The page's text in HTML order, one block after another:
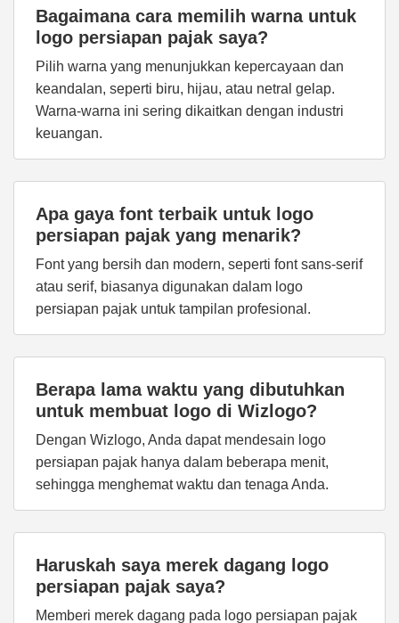
Bagaimana cara memilih warna untuk
logo persiapan pajak saya?
Pilih warna yang menunjukkan kepercayaan dan
keandalan, seperti biru, hijau, atau netral gelap.
Warna-warna ini sering dikaitkan dengan industri
keuangan.
Apa gaya font terbaik untuk logo
persiapan pajak yang menarik?
Font yang bersih dan modern, seperti font sans-serif
atau serif, biasanya digunakan dalam logo
persiapan pajak untuk tampilan profesional.
Berapa lama waktu yang dibutuhkan
untuk membuat logo di Wizlogo?
Dengan Wizlogo, Anda dapat mendesain logo
persiapan pajak hanya dalam beberapa menit,
sehingga menghemat waktu dan tenaga Anda.
Haruskah saya merek dagang logo
persiapan pajak saya?
Memberi merek dagang pada logo persiapan pajak